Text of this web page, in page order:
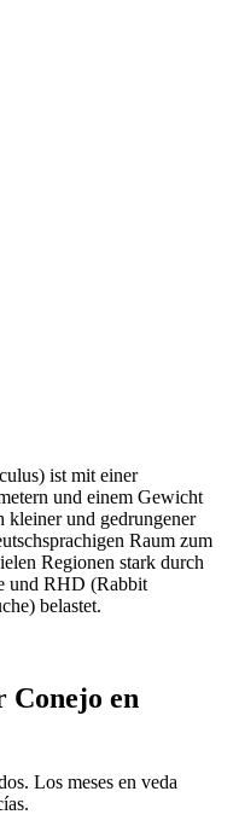
ist mit einer
und einem Gewicht
und gedrungener
Raum zum
Regionen stark durch
und RHD (Rabbit
belastet.
Conejo en
Los meses en veda